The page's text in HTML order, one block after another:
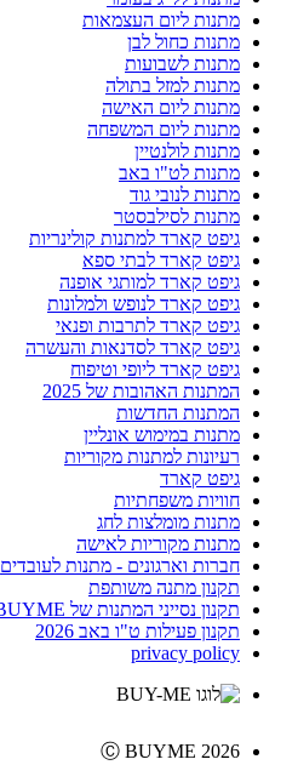
מתנות ליום העצמאות
מתנות כחול לבן
מתנות לשבועות
מתנות למזל בתולה
מתנות ליום האישה
מתנות ליום המשפחה
מתנות לולנטיין
מתנות לט"ו באב
מתנות לנובי גוד
מתנות לסילבסטר
גיפט קארד למתנות קולינריות
גיפט קארד לבתי ספא
גיפט קארד למותגי אופנה
גיפט קארד לנופש ולמלונות
גיפט קארד לתרבות ופנאי
גיפט קארד לסדנאות והעשרה
גיפט קארד ליופי וטיפוח
המתנות האהובות של 2025
המתנות החדשות
מתנות במימוש אונליין
רעיונות למתנות מקוריות
גיפט קארד
חוויות משפחתיות
מתנות מומלצות לחג
מתנות מקוריות לאישה
חברות וארגונים - מתנות לעובדים
תקנון מתנה משותפת
תקנון נסייני המתנות של BUYME
תקנון פעילות ט"ו באב 2026
privacy policy
Ⓒ BUYME 2026